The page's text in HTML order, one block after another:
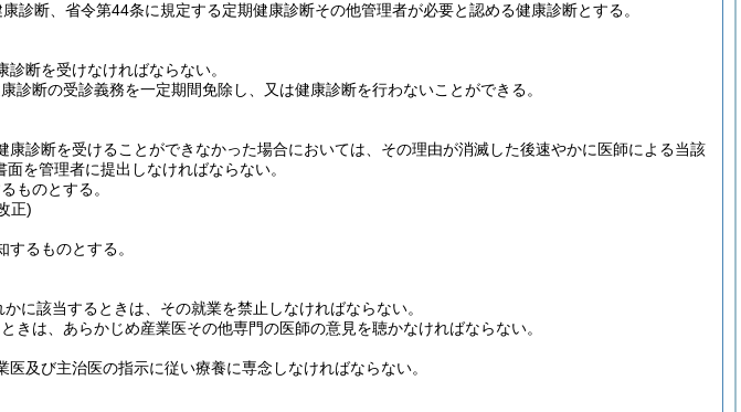
診断、省令第44条に規定する定期健康診断その他管理者が必要と認める健康診断とする。
断を受けなければならない。
診断の受診義務を一定期間免除し、又は健康診断を行わないことができる。
診断を受けることができなかった場合においては、その理由が消滅した後速やかに医師による当該
を管理者に提出しなければならない。
ものとする。
正)
るものとする。
に該当するときは、その就業を禁止しなければならない。
きは、あらかじめ産業医その他専門の医師の意見を聴かなければならない。
及び主治医の指示に従い療養に専念しなければならない。